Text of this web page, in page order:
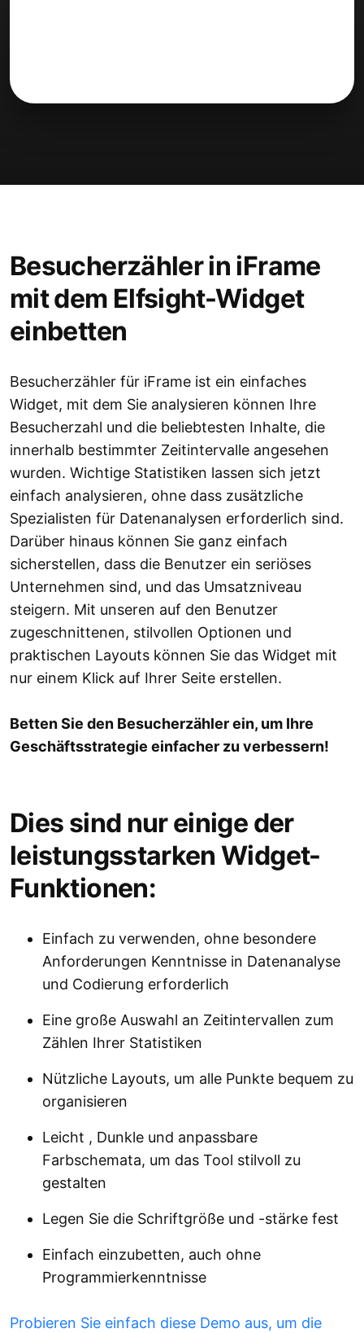
Besucherzähler in iFrame
mit dem Elfsight-Widget
einbetten
Besucherzähler für iFrame ist ein einfaches
Widget, mit dem Sie analysieren können Ihre
Besucherzahl und die beliebtesten Inhalte, die
innerhalb bestimmter Zeitintervalle angesehen
wurden. Wichtige Statistiken lassen sich jetzt
einfach analysieren, ohne dass zusätzliche
Spezialisten für Datenanalysen erforderlich sind.
Darüber hinaus können Sie ganz einfach
sicherstellen, dass die Benutzer ein seriöses
Unternehmen sind, und das Umsatzniveau
steigern. Mit unseren auf den Benutzer
zugeschnittenen, stilvollen Optionen und
praktischen Layouts können Sie das Widget mit
nur einem Klick auf Ihrer Seite erstellen.
Betten Sie den Besucherzähler ein, um Ihre
Geschäftsstrategie einfacher zu verbessern!
Dies sind nur einige der
leistungsstarken Widget-
Funktionen:
Einfach zu verwenden, ohne besondere
Anforderungen Kenntnisse in Datenanalyse
und Codierung erforderlich
Eine große Auswahl an Zeitintervallen zum
Zählen Ihrer Statistiken
Nützliche Layouts, um alle Punkte bequem zu
organisieren
Leicht , Dunkle und anpassbare
Farbschemata, um das Tool stilvoll zu
gestalten
Legen Sie die Schriftgröße und -stärke fest
Einfach einzubetten, auch ohne
Programmierkenntnisse
Probieren Sie einfach diese Demo aus, um die